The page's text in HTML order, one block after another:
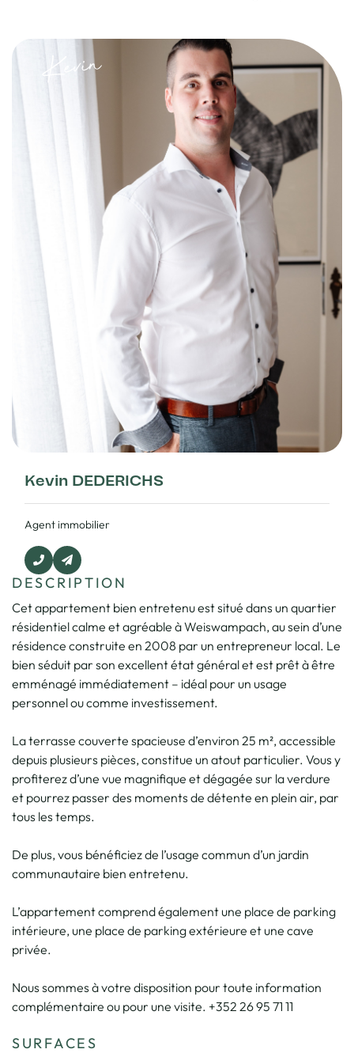
DESCRIPTION
Cet appartement bien entretenu est situé dans un quartier
résidentiel calme et agréable à Weiswampach, au sein d’une
résidence construite en 2008 par un entrepreneur local. Le
bien séduit par son excellent état général et est prêt à être
emménagé immédiatement – idéal pour un usage
personnel ou comme investissement.
La terrasse couverte spacieuse d’environ 25 m², accessible
depuis plusieurs pièces, constitue un atout particulier. Vous y
profiterez d’une vue magnifique et dégagée sur la verdure
et pourrez passer des moments de détente en plein air, par
tous les temps.
De plus, vous bénéficiez de l’usage commun d’un jardin
communautaire bien entretenu.
L’appartement comprend également une place de parking
intérieure, une place de parking extérieure et une cave
privée.
Nous sommes à votre disposition pour toute information
complémentaire ou pour une visite. +352 26 95 71 11
SURFACES
Kevin DEDERICHS
Agent immobilier